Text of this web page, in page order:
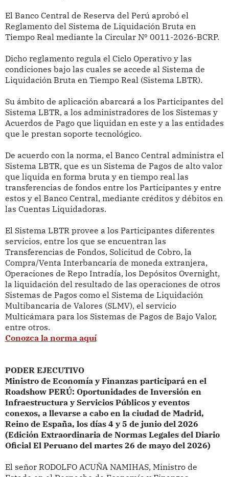
El Banco Central de Reserva del Perú aprobó el
Reglamento del Sistema de Liquidación Bruta en
Tiempo Real mediante la Circular Nº 0011-2026-BCRP.
Dicho reglamento regula el Ciclo Operativo y las
condiciones bajo las cuales se accede al Sistema de
Liquidación Bruta en Tiempo Real (Sistema LBTR).
Su ámbito de aplicación abarcará a los Participantes del
Sistema LBTR, a los administradores de los Sistemas y
Acuerdos de Pago que liquidan en este y a las entidades
que le prestan soporte tecnológico.
De acuerdo con la norma, el Banco Central administra el
Sistema LBTR, que es un Sistema de Pagos de alto valor
que liquida en forma bruta y en tiempo real las
transferencias de fondos entre los Participantes y entre
estos y el Banco Central, mediante créditos y débitos en
las Cuentas Liquidadoras.
El Sistema LBTR provee a los Participantes diferentes
servicios, entre los que se encuentran las
Transferencias de Fondos, Solicitud de Cobro, la
Compra/Venta Interbancaria de moneda extranjera,
Operaciones de Repo Intradía, los Depósitos Overnight,
la liquidación del resultado de las operaciones de otros
Sistemas de Pagos como el Sistema de Liquidación
Multibancaria de Valores (SLMV), el servicio
Multicámara para los Sistemas de Pagos de Bajo Valor,
entre otros.
Conozca la norma aquí
PODER EJECUTIVO
Ministro de Economía y Finanzas participaráen el
Roadshow PERÚ: Oportunidades de Inversión en
Infraestructura y Servicios Públicos y eventos
conexos, a llevarse a cabo en la ciudad de Madrid,
Reino de España, los días 4 y 5 de junio del 2026
(Edición Extraordinaria de Normas Legales del Diario
Oficial El Peruano del martes 26 de mayo del 2026)
El señor RODOLFO ACUÑA NAMIHAS, Ministro de